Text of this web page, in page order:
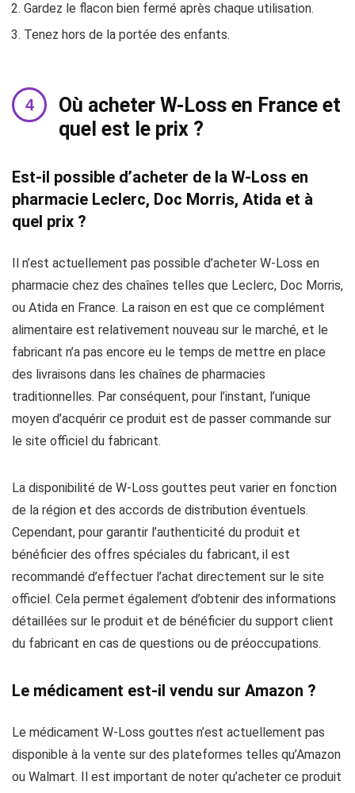
Gardez le flacon bien fermé après chaque utilisation.
Tenez hors de la portée des enfants.
Où acheter W-Loss en France et
quel est le prix ?
Est-il possible d’acheter de la W-Loss en
pharmacie Leclerc, Doc Morris, Atida et à
quel prix ?
Il n’est actuellement pas possible d’acheter W-Loss en
pharmacie chez des chaînes telles que Leclerc, Doc Morris,
ou Atida en France. La raison en est que ce complément
alimentaire est relativement nouveau sur le marché, et le
fabricant n’a pas encore eu le temps de mettre en place
des livraisons dans les chaînes de pharmacies
traditionnelles. Par conséquent, pour l’instant, l’unique
moyen d’acquérir ce produit est de passer commande sur
le site officiel du fabricant.
La disponibilité de W-Loss gouttes peut varier en fonction
de la région et des accords de distribution éventuels.
Cependant, pour garantir l’authenticité du produit et
bénéficier des offres spéciales du fabricant, il est
recommandé d’effectuer l’achat directement sur le site
officiel. Cela permet également d’obtenir des informations
détaillées sur le produit et de bénéficier du support client
du fabricant en cas de questions ou de préoccupations.
Le médicament est-il vendu sur Amazon ?
Le médicament W-Loss gouttes n’est actuellement pas
disponible à la vente sur des plateformes telles qu’Amazon
ou Walmart. Il est important de noter qu’acheter ce produit